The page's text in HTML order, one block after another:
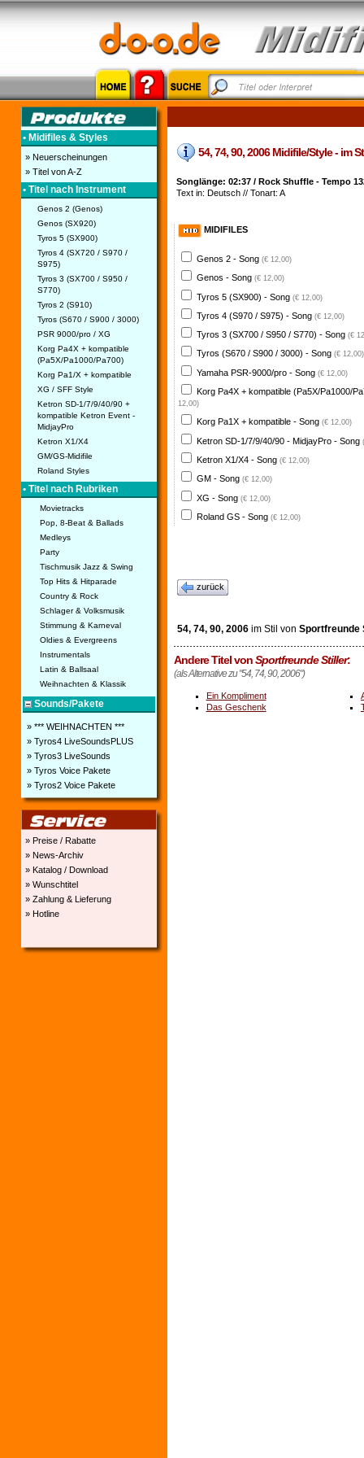
• Midifiles & Styles
» Neuerscheinungen
» Titel von A-Z
• Titel nach Instrument
Genos 2 (Genos)
Genos (SX920)
Tyros 5 (SX900)
Tyros 4 (SX720 / S970 /
S975)
Tyros 3 (SX700 / S950 /
S770)
Tyros 2 (S910)
Tyros (S670 / S900 / 3000)
PSR 9000/pro / XG
Korg Pa4X + kompatible
(Pa5X/Pa1000/Pa700)
Korg Pa1/X + kompatible
XG / SFF Style
Ketron SD-1/7/9/40/90 +
kompatible Ketron Event -
MidjayPro
Ketron X1/X4
GM/GS-Midifile
Roland Styles
• Titel nach Rubriken
Movietracks
Pop, 8-Beat & Ballads
Medleys
Party
Tischmusik Jazz & Swing
Top Hits & Hitparade
Country & Rock
Schlager & Volksmusik
Stimmung & Karneval
Oldies & Evergreens
Instrumentals
Latin & Ballsaal
Weihnachten & Klassik
Sounds/Pakete
» *** WEIHNACHTEN ***
» Tyros4 LiveSoundsPLUS
» Tyros3 LiveSounds
» Tyros Voice Pakete
» Tyros2 Voice Pakete
» Preise / Rabatte
» News-Archiv
» Katalog / Download
» Wunschtitel
» Zahlung & Lieferung
» Hotline
54, 74, 90, 2006 Midifile/Style - im
Songlänge: 02:37 / Rock Shuffle - Tempo
Text in: Deutsch // Tonart: A
MIDIFILES
Genos 2 - Song (€ 12,00)
Genos - Song (€ 12,00)
Tyros 5 (SX900) - Song (€ 12,00)
Tyros 4 (S970 / S975) - Song (€ 12,00)
Tyros 3 (SX700 / S950 / S770) - Song (€
Tyros (S670 / S900 / 3000) - Song (€ 12,00)
Yamaha PSR-9000/pro - Song (€ 12,00)
Korg Pa4X + kompatible (Pa5X/Pa1000/
12,00)
Korg Pa1X + kompatible - Song (€ 12,00)
Ketron SD-1/7/9/40/90 - MidjayPro - Song
Ketron X1/X4 - Song (€ 12,00)
GM - Song (€ 12,00)
XG - Song (€ 12,00)
Roland GS - Song (€ 12,00)
zurück
54, 74, 90, 2006im Stil von Sportfreunde
Andere Titel vonSportfreunde Stiller:
(als Alternative zu "54, 74, 90, 2006")
Ein Kompliment
Das Geschenk